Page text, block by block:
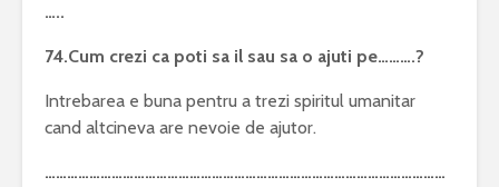
…..
74.Cum crezi ca poti sa il sau sa o ajuti pe……….?
Intrebarea e buna pentru a trezi spiritul umanitar
cand altcineva are nevoie de ajutor.
………………………………………………………………………………………………